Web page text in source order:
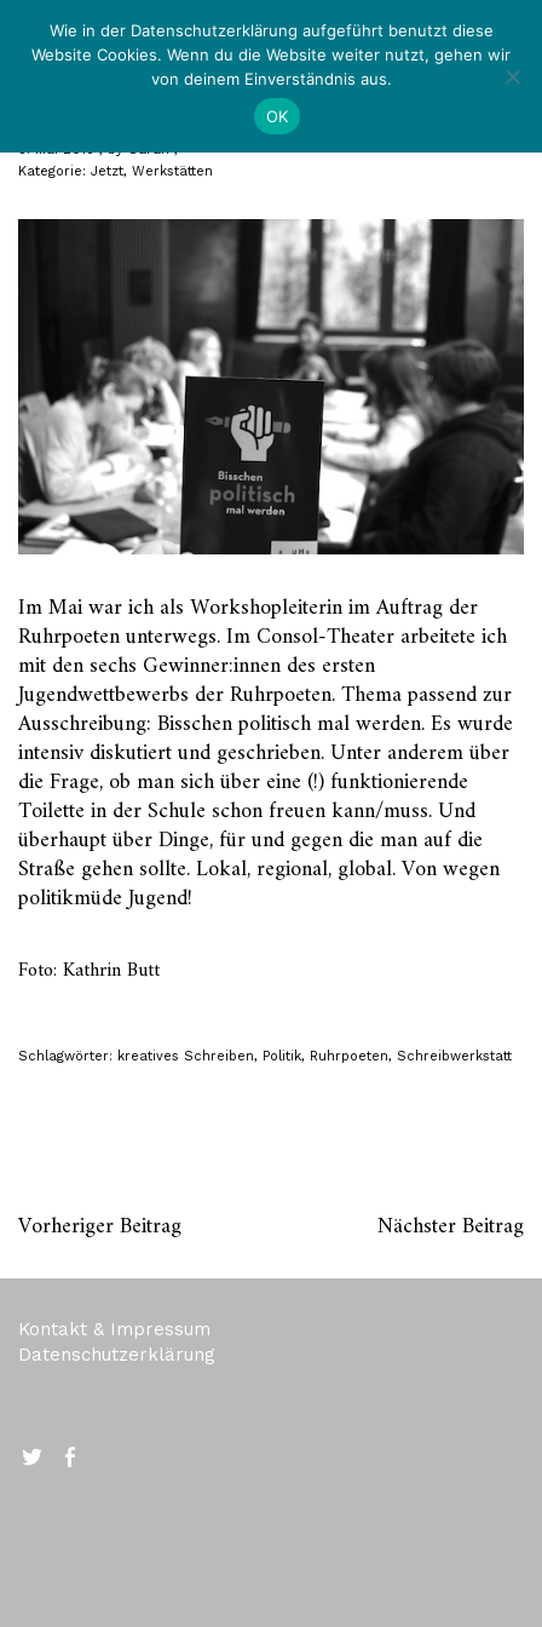
Zurück Menü
Gewinnerworkshop Ruhrpoeten
3. Mai 2018 bySarah
Kategorie: Jetzt, Werkstätten
Im Mai war ich als Workshopleiterin im Auftrag der
Ruhrpoeten unterwegs. Im Consol-Theater arbeitete ich
mit den sechs Gewinner:innen des ersten
Jugendwettbewerbs der Ruhrpoeten. Thema passend zur
Ausschreibung: Bisschen politisch mal werden. Es wurde
intensiv diskutiert und geschrieben. Unter anderem über
die Frage, ob man sich über eine (!) funktionierende
Toilette in der Schule schon freuen kann/muss. Und
überhaupt über Dinge, für und gegen die man auf die
Straße gehen sollte. Lokal, regional, global. Von wegen
politikmüde Jugend!
Foto: Kathrin Butt
Schlagwörter: kreatives Schreiben, Politik, Ruhrpoeten, Schreibwerkstatt
Vorheriger Beitrag Nächster Beitrag
Kontakt & Impressum
Datenschutzerklärung
Wie in der Datenschutzerklärung aufgeführt benutzt diese
Website Cookies. Wenn du die Website weiter nutzt, gehen wir
von deinem Einverständnis aus.
OK